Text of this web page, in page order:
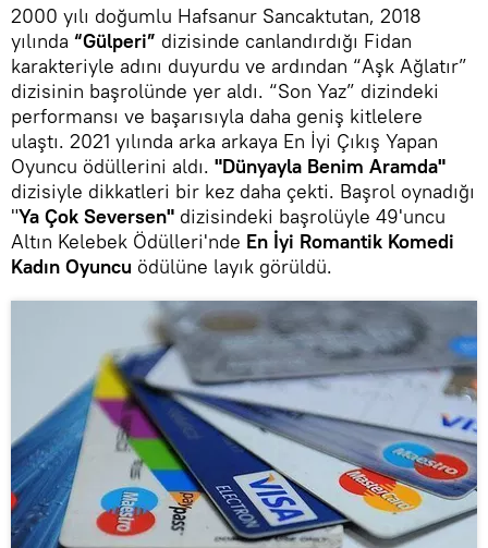
2000 yılı doğumlu Hafsanur Sancaktutan, 2018
yılında “Gülperi” dizisinde canlandırdığı Fidan
karakteriyle adını duyurdu ve ardından “Aşk Ağlatır”
dizisinin başrolünde yer aldı. “Son Yaz” dizindeki
performansı ve başarısıyla daha geniş kitlelere
ulaştı. 2021 yılında arka arkaya En İyi Çıkış Yapan
Oyuncu ödüllerini aldı. "Dünyayla Benim Aramda"
dizisiyle dikkatleri bir kez daha çekti. Başrol oynadığı
"Ya Çok Seversen" dizisindeki başrolüyle 49'uncu
Altın Kelebek Ödülleri'nde En İyi Romantik Komedi
Kadın Oyuncu ödülüne layık görüldü.